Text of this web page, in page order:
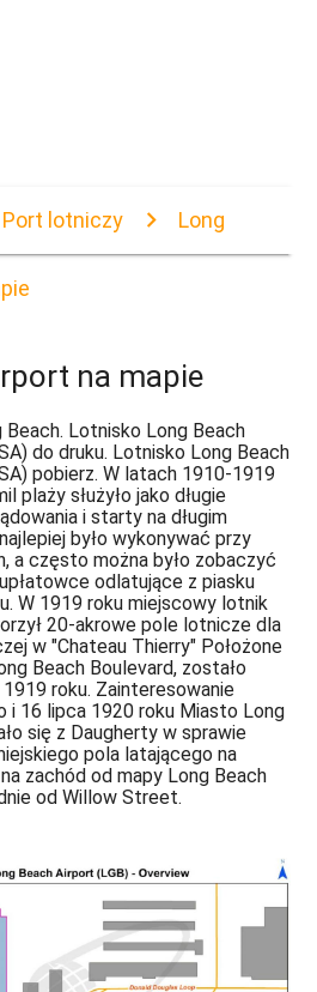
Port lotniczy Long
na mapie
Lotnisko Long Beach
do druku. Lotnisko Long Beach
pobierz. W latach 1910-1919
plaży służyło jako długie
i starty na długim
było wykonywać przy
a często można było zobaczyć
odlatujące z piasku
W 1919 roku miejscowy lotnik
20-akrowe pole lotnicze dla
w "Chateau Thierry" Położone
Beach Boulevard, zostało
roku. Zainteresowanie
i 16 lipca 1920 roku Miasto Long
się z Daugherty w sprawie
pola latającego na
zachód od mapy Long Beach
od Willow Street.